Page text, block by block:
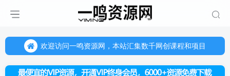
欢迎访问一鸣资源网，本站汇集数千网创课程和项目
欢迎访问一鸣资源网，本站汇集数千网创课程和项目